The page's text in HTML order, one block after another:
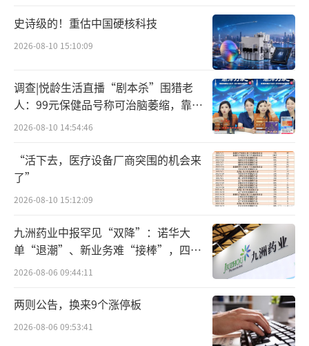
事实上，早在上述会议前，业内已有关于
本次收购的传言。值得一提的是，举高高背后
还有一位并非海底捞体系的餐饮人，他与举高
高的竞品“一围肥牛肉小火锅（下称：一
围）”关系匪浅。
据举高高微信小程序的会员服务协议，该
系统由“致敬海（四川）餐饮有限责任公
司”（简称：举高高自助小火锅）发起制定及
运营。工商资料显示，致敬海（四川）餐饮有
限责任公司成立于今年6月25日，注册资本100
0万人民币，唯一股东是“四川嗨系餐饮管理有
限公司”——一家由HAI DI LAO HOLDINGS PT
E.LTD全资持有的企业。
史诗级的！重估中国硬核科技
2026-08-10 15:10:09
调查|悦龄生活直播“剧本杀”围猎老
人：99元保健品号称可治脑萎缩，靠鸡
蛋拉新一年开近两万家店
2026-08-10 14:54:46
“活下去，医疗设备厂商突围的机会来
了”
2026-08-10 15:12:09
九洲药业中报罕见“双降”：诺华大
单“退潮”、新业务难“接棒”，四大
难关待闯
2026-08-06 09:44:11
两则公告，换来9个涨停板
2026-08-06 09:53:41